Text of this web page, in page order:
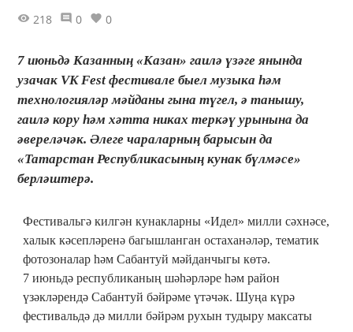
218 0 0
7 июньдә Казанның «Казан» гаилә үзәге янында
узачак VK Fest фестивале быел музыка һәм
технологияләр мәйданы гына түгел, ә танышу,
гаилә кору һәм хәтта никах теркәү урынына да
әвереләчәк. Әлеге чараларның барысын да
«Татарстан Республикасының кунак бүлмәсе»
берләштерә.
Фестивальгә килгән кунакларны «Идел» милли сәхнәсе,
халык кәсепләренә багышланган остаханәләр, тематик
фотозоналар һәм Сабантуй мәйданчыгы көтә.
7 июньдә республиканың шәһәрләре һәм район
үзәкләрендә Сабантуй бәйрәме үтәчәк. Шуңа күрә
фестивальдә дә милли бәйрәм рухын тудыру максаты